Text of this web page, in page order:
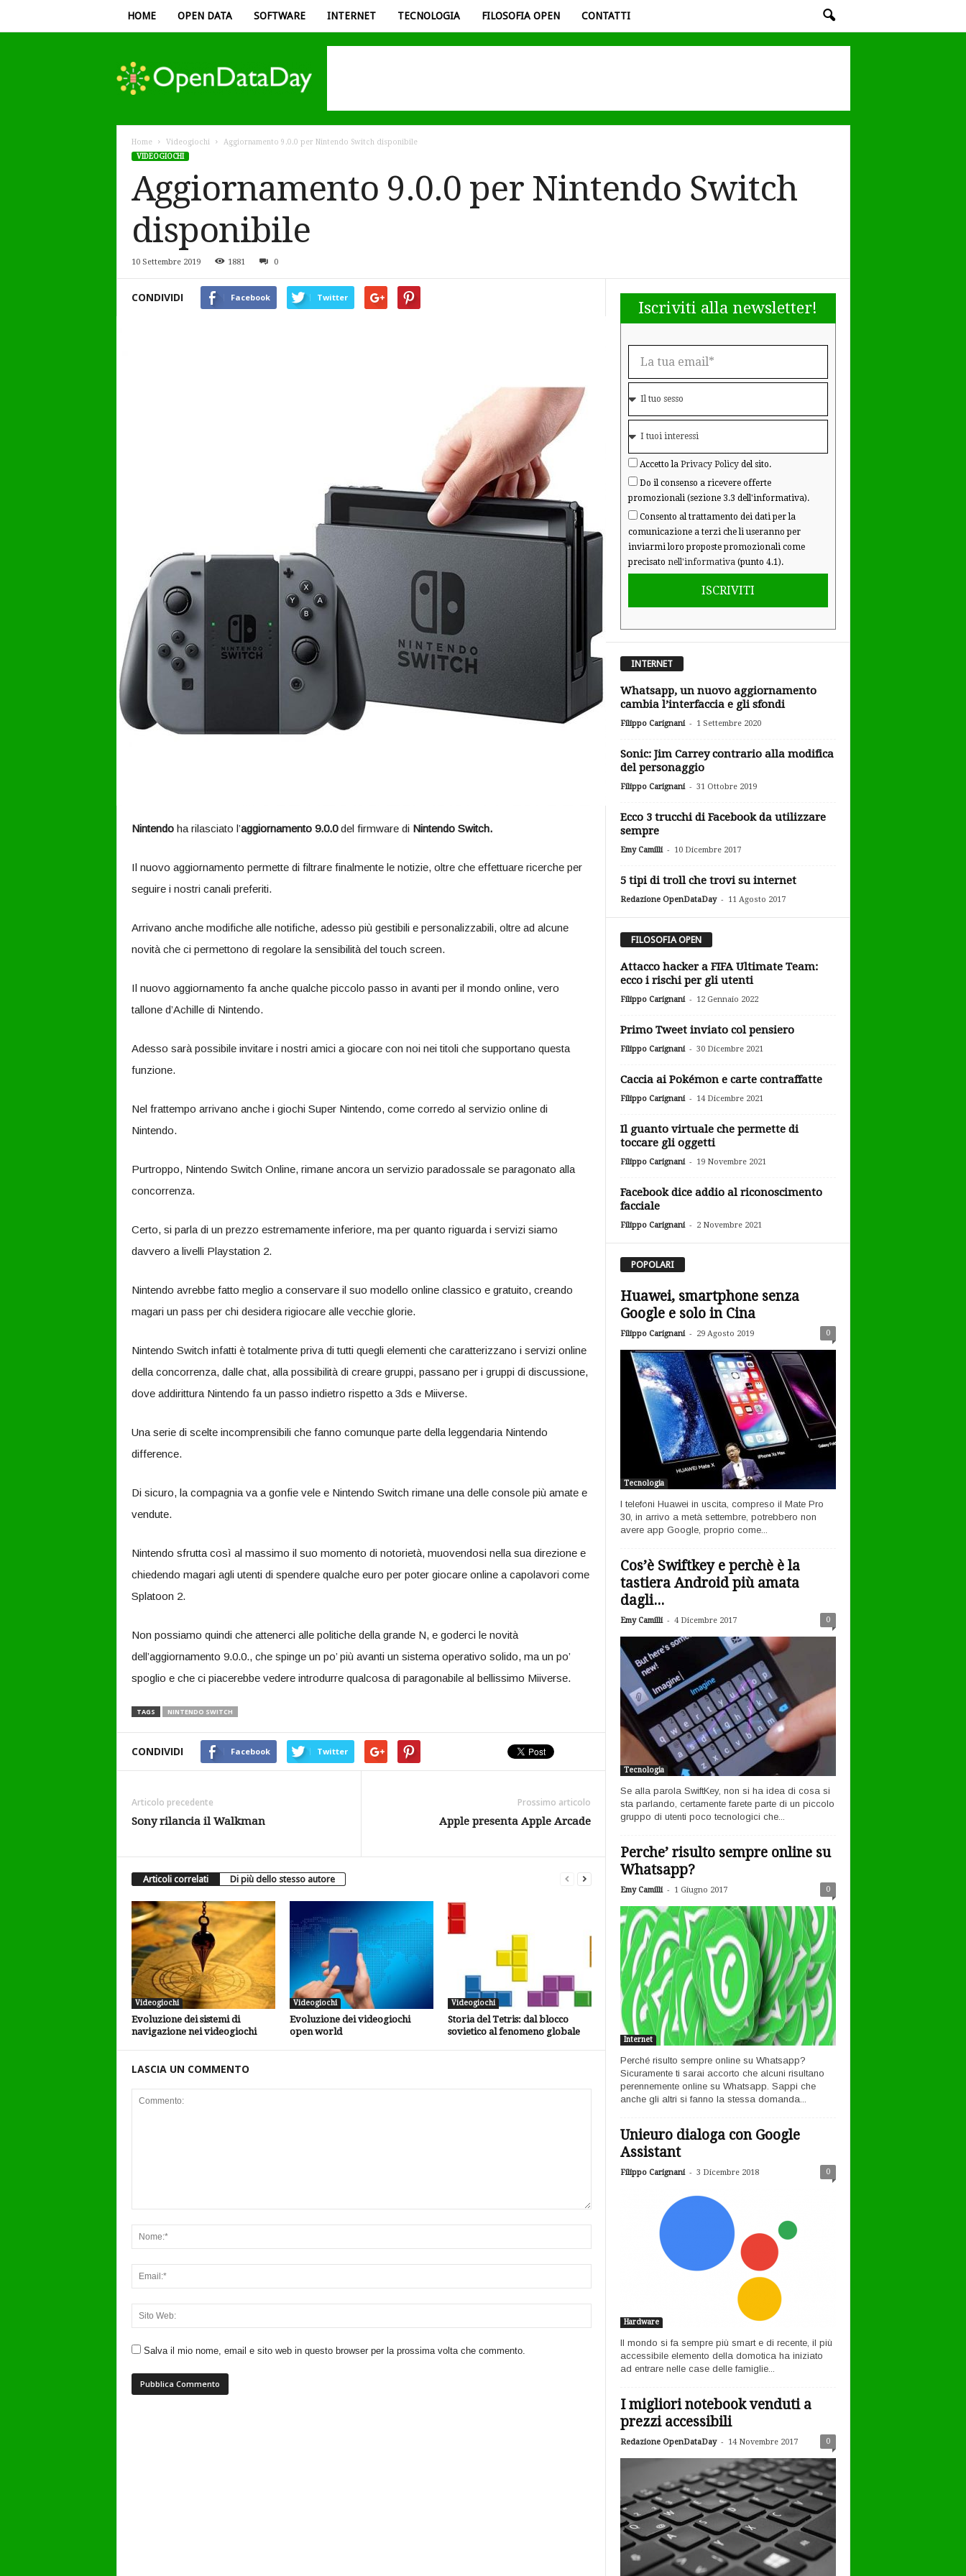
HOME OPEN DATA SOFTWARE INTERNET TECNOLOGIA FILOSOFIA OPEN CONTATTI
Data
Day
Home Videogiochi
Aggiornamento 9.0.0 per Nintendo Switch disponibile
VIDEOGIOCHI
Aggiornamento 9.0.0 per Nintendo Switch
disponibile
10 Settembre 2019 1881 0
CONDIVIDI Facebook Twitter
Nintendoha rilasciato l’aggiornamento 9.0.0del firmware di Nintendo Switch.
Il nuovo aggiornamento permette di filtrare finalmente le notizie, oltre che effettuare ricerche per
seguire i nostri canali preferiti.
Arrivano anche modifiche alle notifiche, adesso più gestibili e personalizzabili, oltre ad alcune
novità che ci permettono di regolare la sensibilità del touch screen.
Il nuovo aggiornamento fa anche qualche piccolo passo in avanti per il mondo online, vero
tallone d’Achille di Nintendo.
Adesso sarà possibile invitare i nostri amici a giocare con noi nei titoli che supportano questa
funzione.
Nel frattempo arrivano anche i giochi Super Nintendo, come corredo al servizio online di
Nintendo.
Purtroppo, Nintendo Switch Online, rimane ancora un servizio paradossale se paragonato alla
concorrenza.
Certo, si parla di un prezzo estremamente inferiore, ma per quanto riguarda i servizi siamo
davvero a livelli Playstation 2.
Nintendo avrebbe fatto meglio a conservare il suo modello online classico e gratuito, creando
magari un pass per chi desidera rigiocare alle vecchie glorie.
Nintendo Switch infatti è totalmente priva di tutti quegli elementi che caratterizzano i servizi online
della concorrenza, dalle chat, alla possibilità di creare gruppi, passano per i gruppi di discussione,
dove addirittura Nintendo fa un passo indietro rispetto a 3ds e Miiverse.
Una serie di scelte incomprensibili che fanno comunque parte della leggendaria Nintendo
difference.
Di sicuro, la compagnia va a gonfie vele e Nintendo Switch rimane una delle console più amate e
vendute.
Nintendo sfrutta così al massimo il suo momento di notorietà, muovendosi nella sua direzione e
chiedendo magari agli utenti di spendere qualche euro per poter giocare online a capolavori come
Splatoon 2.
Non possiamo quindi che attenerci alle politiche della grande N, e goderci le novità
dell’aggiornamento 9.0.0., che spinge un po’ più avanti un sistema operativo solido, ma un po’
spoglio e che ci piacerebbe vedere introdurre qualcosa di paragonabile al bellissimo Miiverse.
TAGS NINTENDO SWITCH
CONDIVIDI Facebook Twitter
Articolo precedente
Sony rilancia il Walkman
Prossimo articolo
Apple presenta Apple Arcade
Articoli correlati Di più dello stesso autore
Videogiochi
Evoluzione dei sistemi di
navigazione nei videogiochi
Videogiochi
Evoluzione dei videogiochi
open world
Videogiochi
Storia del Tetris: dal blocco
sovietico al fenomeno globale
LASCIA UN COMMENTO
Salva il mio nome, email e sito web in questo browser per la prossima volta che commento.
Iscriviti alla newsletter!
Accetto la Privacy Policydel sito.
Do il consenso a ricevere offerte
promozionali (sezione 3.3 dell'informativa).
Consento al trattamento dei dati per la
comunicazione a terzi che li useranno per
inviarmi loro proposte promozionali come
precisato nell'informativa(punto 4.1).
ISCRIVITI
INTERNET
Whatsapp, un nuovo aggiornamento
cambia l’interfaccia e gli sfondi
Filippo Carignani - 1 Settembre 2020
Sonic: Jim Carrey contrario alla modifica
del personaggio
Filippo Carignani - 31 Ottobre 2019
Ecco 3 trucchi di Facebook da utilizzare
sempre
Emy Camilli - 10 Dicembre 2017
5 tipi di troll che trovi su internet
Redazione OpenDataDay - 11 Agosto 2017
FILOSOFIA OPEN
Attacco hacker a FIFA Ultimate Team:
ecco i rischi per gli utenti
Filippo Carignani - 12 Gennaio 2022
Primo Tweet inviato col pensiero
Filippo Carignani - 30 Dicembre 2021
Caccia ai Pokémon e carte contraffatte
Filippo Carignani - 14 Dicembre 2021
Il guanto virtuale che permette di
toccare gli oggetti
Filippo Carignani - 19 Novembre 2021
Facebook dice addio al riconoscimento
facciale
Filippo Carignani - 2 Novembre 2021
POPOLARI
Huawei, smartphone senza
Google e solo in Cina
Filippo Carignani - 29 Agosto 2019 0
Tecnologia
I telefoni Huawei in uscita, compreso il Mate Pro
30, in arrivo a metà settembre, potrebbero non
avere app Google, proprio come...
Cos’è Swiftkey e perchè è la
tastiera Android più amata
dagli...
Emy Camilli - 4 Dicembre 2017 0
Tecnologia
Se alla parola SwiftKey, non si ha idea di cosa si
sta parlando, certamente farete parte di un piccolo
gruppo di utenti poco tecnologici che...
Perche’ risulto sempre online su
Whatsapp?
Emy Camilli - 1 Giugno 2017 0
Internet
Perché risulto sempre online su Whatsapp?
Sicuramente ti sarai accorto che alcuni risultano
perennemente online su Whatsapp. Sappi che
anche gli altri si fanno la stessa domanda...
Unieuro dialoga con Google
Assistant
Filippo Carignani - 3 Dicembre 2018 0
Hardware
Il mondo si fa sempre più smart e di recente, il più
accessibile elemento della domotica ha iniziato
ad entrare nelle case delle famiglie...
I migliori notebook venduti a
prezzi accessibili
Redazione OpenDataDay - 14 Novembre 2017 0